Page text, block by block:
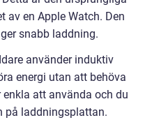
av en Apple Watch. Den
snabb laddning.
använder induktiv
energi utan att behöva
att använda och du
på laddningsplattan.